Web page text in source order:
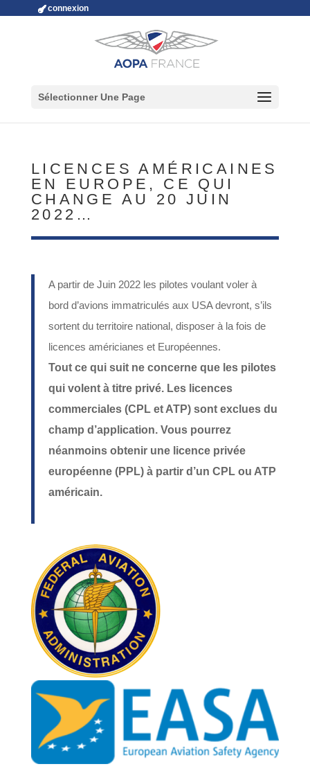
connexion
Sélectionner Une Page
LICENCES AMÉRICAINES
EN EUROPE, CE QUI
CHANGE AU 20 JUIN
2022…
A partir de Juin 2022 les pilotes voulant voler à
bord d’avions immatriculés aux USA devront, s’ils
sortent du territoire national, disposer à la fois de
licences américianes et Européennes.
Tout ce qui suit ne concerne que les pilotes
qui volent à titre privé. Les licences
commerciales (CPL et ATP) sont exclues du
champ d’application. Vous pourrez
néanmoins obtenir une licence privée
européenne (PPL) à partir d’un CPL ou ATP
américain.